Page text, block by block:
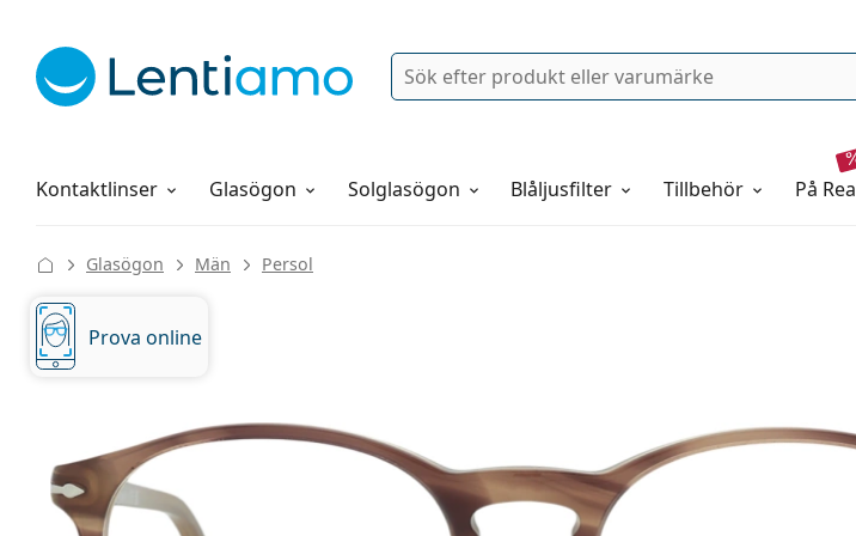
Sök
Kontaktlinser
Linsvätskor Glasögon Solglasögon Blåljusfilter Tillbehör på rea
Allt om att handla hos oss
Glasögon Män Persol
Prova online